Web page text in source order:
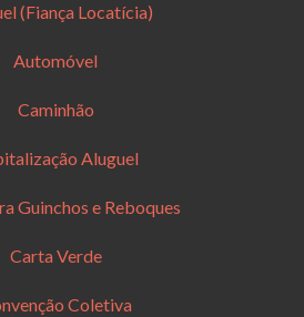
(Fiança Locatícia)
Automóvel
Caminhão
Aluguel
Guinchos e Reboques
Carta Verde
Coletiva